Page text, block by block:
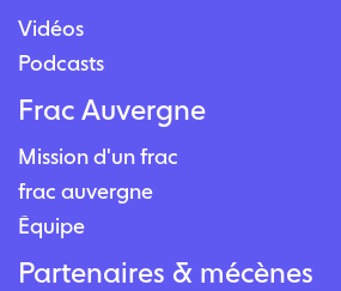
Vidéos
Podcasts
Frac Auvergne
Mission d'un frac
frac auvergne
Équipe
Partenaires & mécènes